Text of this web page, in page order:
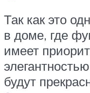
Так как это
в доме, где
имеет
будут